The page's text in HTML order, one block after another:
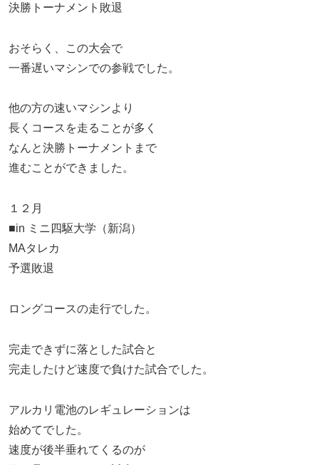
決勝トーナメント敗退
おそらく、この大会で
一番遅いマシンでの参戦でした。
他の方の速いマシンより
長くコースを走ることが多く
なんと決勝トーナメントまで
進むことができました。
１２月
■in ミニ四駆大学（新潟）
MAタレカ
予選敗退
ロングコースの走行でした。
完走できずに落とした試合と
完走したけど速度で負けた試合でした。
アルカリ電池のレギュレーションは
始めてでした。
速度が後半垂れてくるのが